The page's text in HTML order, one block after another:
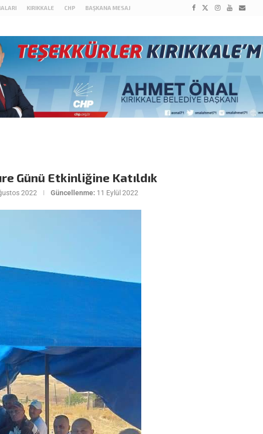
KIRIKKALE CHP BAŞKANA MESAJ
Günü Etkinliğine Katıldık
2022 Güncellenme: 11 Eylül 2022